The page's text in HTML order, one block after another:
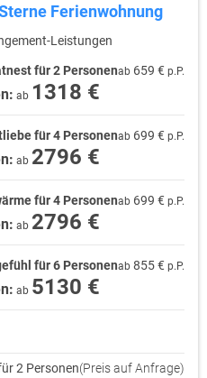
um Bad Rodach ist ideal für alle,
suchen – ohne
Ferienwohnung
Leistungen
für 2 Personenab 659 € p.P.
ab 1318 €
für 4 Personenab 699 € p.P.
ab 2796 €
für 4 Personenab 699 € p.P.
ab 2796 €
für 6 Personenab 855 € p.P.
ab 5130 €
2 Personen(Preis auf Anfrage)